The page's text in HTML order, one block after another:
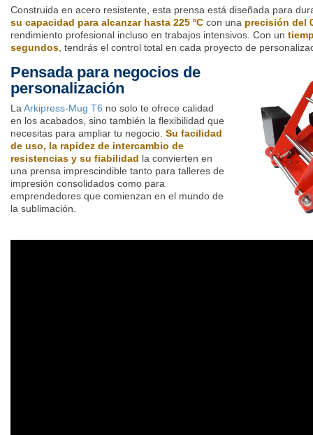
Construida en acero resistente, esta prensa está diseñada para
su capacidad para alcanzar hasta 225 ºC con una precisión del
rendimiento profesional incluso en trabajos intensivos. Con un
segundos, tendrás el control total en cada proyecto de
Pensada para negocios de
personalización
LaArkipress-Mug T6 no solo te ofrece calidad
en los acabados, sino también la flexibilidad que
necesitas para ampliar tu negocio. Su facilidad
de uso, la rapidez de intercambio de
resistencias y su fiabilidad la convierten en
una prensa imprescindible tanto para talleres de
impresión consolidados como para
emprendedores que comienzan en el mundo de
la sublimación.